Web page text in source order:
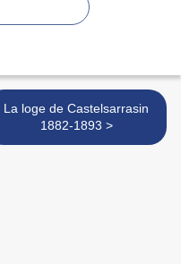
La loge de Castelsarrasin
1882-1893 >